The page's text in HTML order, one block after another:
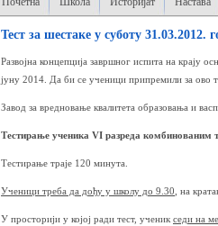
Тест за шестаке у суботу 31.03.2012.
Развојна концепција завршног испита на крају
јуну 2014. Да би се ученици припремили за ово
Завод за вредновање квалитета образовања и
Тестирање ученика VI разреда комбинованим
Тестирање траје 120 минута.
Ученици треба да дођу у школу до 9.30 , на
У просторији у којој ради тест, ученик седи на